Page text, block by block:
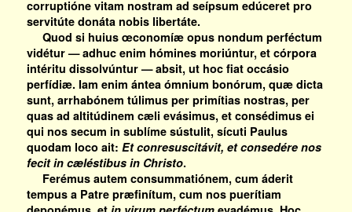
corruptióne vitam nostram ad seípsum edúceret pro
servitúte donáta nobis libertáte.
Quod si huius œconomíæ opus nondum perféctum
vidétur — adhuc enim hómines moriúntur, et córpora
intéritu dissolvúntur — absit, ut hoc fiat occásio
perfídiæ. Iam enim ántea ómnium bonórum, quæ dicta
sunt, arrhabónem túlimus per primítias nostras, per
quas ad altitúdinem cæli evásimus, et consédimus ei
qui nos secum in sublíme sústulit, sícuti Paulus
quodam loco ait: Et conresuscitávit, et consedére nos
fecit in cæléstibus in Christo.
Ferémus autem consummatiónem, cum áderit
tempus a Patre præfinítum, cum nos puerítiam